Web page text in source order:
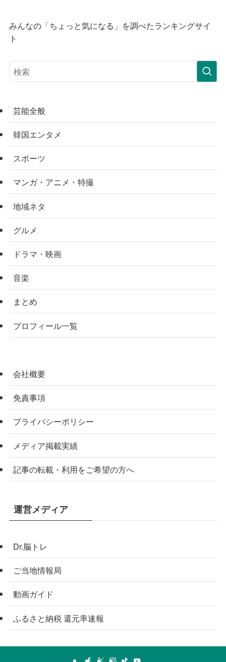
みんなの「ちょっと気になる」を調べたランキングサイ
ト
芸能全般
韓国エンタメ
スポーツ
マンガ・アニメ・特撮
地域ネタ
グルメ
ドラマ・映画
音楽
まとめ
プロフィール一覧
会社概要
免責事項
プライバシーポリシー
メディア掲載実績
記事の転載・利用をご希望の方へ
運営メディア
Dr.脳トレ
ご当地情報局
動画ガイド
ふるさと納税 還元率速報